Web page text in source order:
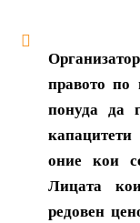
правото
понуда да
оние кои
Лицата
редовен